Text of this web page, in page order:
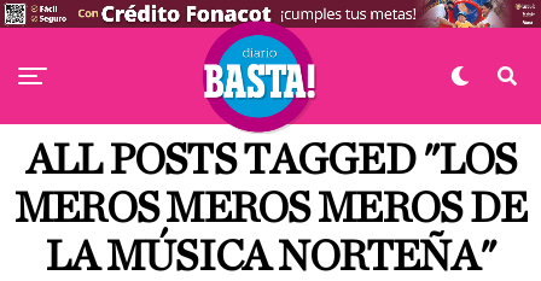
ALL POSTS TAGGED "LOS
MEROS MEROS MEROS DE
LA MÚSICA NORTEÑA"